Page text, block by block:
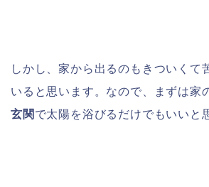
しかし、家から出るのもきついくて
いると思います。なので、まずは家
玄関 で太陽を浴びるだけでもいいと